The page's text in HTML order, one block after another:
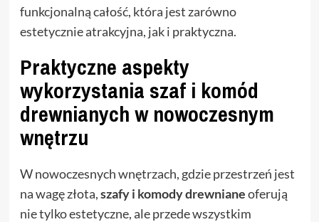
funkcjonalną całość, która jest zarówno
estetycznie atrakcyjna, jak i praktyczna.
Praktyczne aspekty
wykorzystania szaf i komód
drewnianych w nowoczesnym
wnętrzu
W nowoczesnych wnętrzach, gdzie przestrzeń jest
na wagę złota,szafy i komody drewnianeoferują
nie tylko estetyczne, ale przede wszystkim